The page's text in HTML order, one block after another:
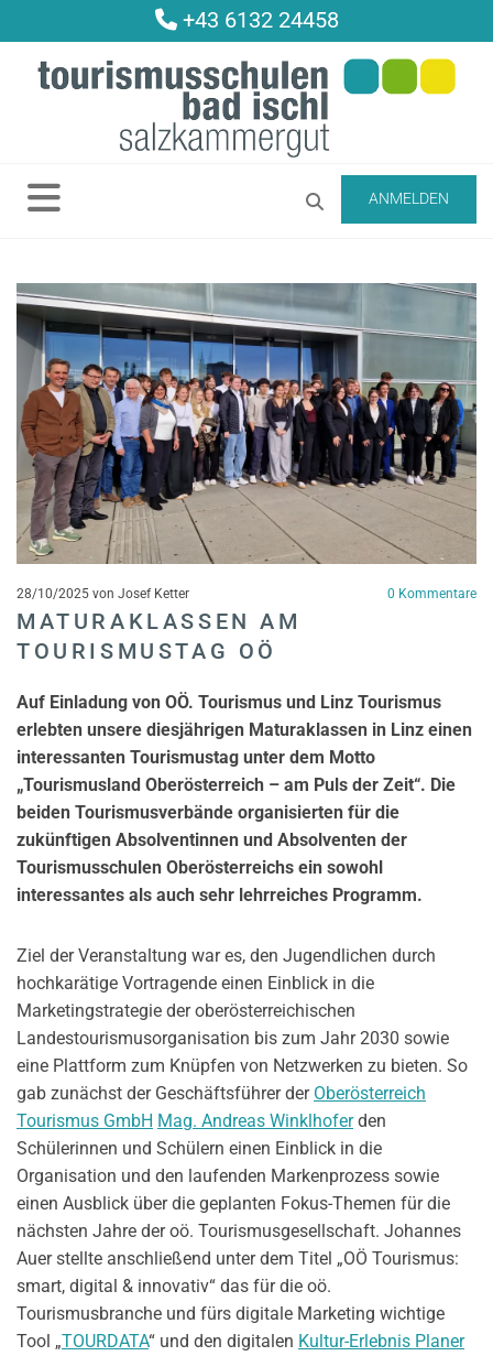
+43 6132 24458
ANMELDEN
28/10/2025 von Josef Ketter 0 Kommentare
MATURAKLASSEN AM
TOURISMUSTAG OÖ
Auf Einladung von OÖ. Tourismus und Linz Tourismus
erlebten unsere diesjährigen Maturaklassen in Linz einen
interessanten Tourismustag unter dem Motto
„Tourismusland Oberösterreich – am Puls der Zeit“. Die
beiden Tourismusverbände organisierten für die
zukünftigen Absolventinnen und Absolventen der
Tourismusschulen Oberösterreichs ein sowohl
interessantes als auch sehr lehrreiches Programm.
Ziel der Veranstaltung war es, den Jugendlichen durch
hochkarätige Vortragende einen Einblick in die
Marketingstrategie der oberösterreichischen
Landestourismusorganisation bis zum Jahr 2030 sowie
eine Plattform zum Knüpfen von Netzwerken zu bieten. So
gab zunächst der Geschäftsführer der Oberösterreich
Tourismus GmbH Mag. Andreas Winklhoferden
Schülerinnen und Schülern einen Einblick in die
Organisation und den laufenden Markenprozess sowie
einen Ausblick über die geplanten Fokus-Themen für die
nächsten Jahre der oö. Tourismusgesellschaft. Johannes
Auer stellte anschließend unter dem Titel „OÖ Tourismus:
smart, digital & innovativ“ das für die oö.
Tourismusbranche und fürs digitale Marketing wichtige
Tool „TOURDATA“ und den digitalen Kultur-Erlebnis Planer